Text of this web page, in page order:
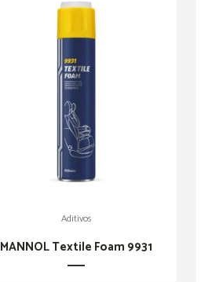
Aditivos
MANNOL Textile Foam 9931